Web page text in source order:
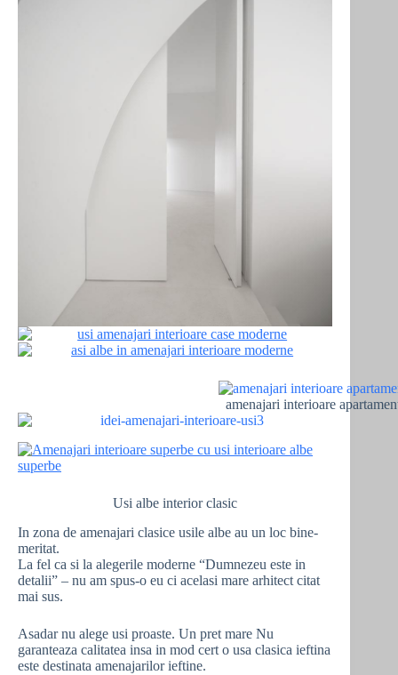
amenajari interioare
Usi albe interior clasic
In zona de amenajari clasice usile albe au un loc bine-
meritat.
La fel ca si la alegerile moderne “Dumnezeu este in
detalii” – nu am spus-o eu ci acelasi mare arhitect citat
mai sus.
Asadar nu alege usi proaste. Un pret mare Nu
garanteaza calitatea insa in mod cert o usa clasica ieftina
este destinata amenajarilor ieftine.